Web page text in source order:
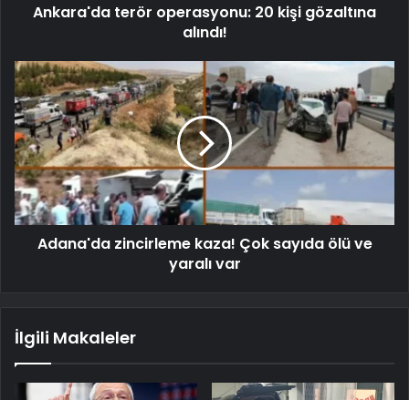
Ankara'da terör operasyonu: 20 kişi gözaltına
alındı!
Adana'da zincirleme kaza! Çok sayıda ölü ve
yaralı var
İlgili Makaleler